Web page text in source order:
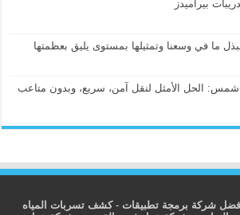
بيراميدز
ما في وسعنا وتمثيلها بمستوى يليق بعظمتها
الحل الأمثل لنقل آمن، سريع، وبدون متاعب
شركة برمجة تطبيقات -كشف تسربات المياه